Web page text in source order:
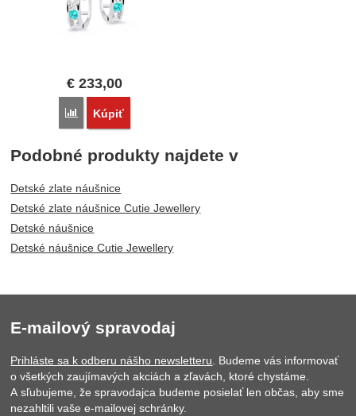
€ 233,00
Porovnať
Kúpiť
Podobné produkty najdete v
Detské zlate náušnice
Detské zlate náušnice Cutie Jewellery
Detské náušnice
Detské náušnice Cutie Jewellery
E-mailový spravodaj
Prihláste sa k odberu nášho newsletteru . Budeme vás informovať
o všetkých zaujímavých akciách a zľavách, ktoré chystáme.
A sľubujeme, že spravodajca budeme posielať len občas, aby sme
nezahltili vaše e-mailovej schránky.